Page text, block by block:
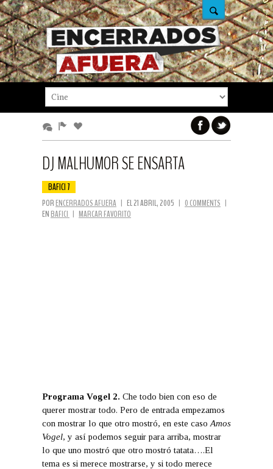
DJ MALHUMOR SE ENSARTA
BAFICI 7
POR ENCERRADOS AFUERA | EL 21 ABRIL, 2005 | 0 COMMENTS |
EN BAFICI | MARCAR FAVORITO
Programa Vogel 2. Che todo bien con eso de
querer mostrar todo. Pero de entrada empezamos
con mostrar lo que otro mostró, en este caso Amos
Vogel, y así podemos seguir para arriba, mostrar
lo que uno mostró que otro mostró tatata….El
tema es si merece mostrarse, y si todo merece